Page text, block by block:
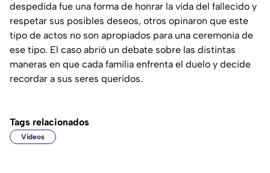
despedida fue una forma de honrar la vida del fallecido y
respetar sus posibles deseos, otros opinaron que este
tipo de actos no son apropiados para una ceremonia de
ese tipo. El caso abrió un debate sobre las distintas
maneras en que cada familia enfrenta el duelo y decide
recordar a sus seres queridos.
Tags relacionados
Videos